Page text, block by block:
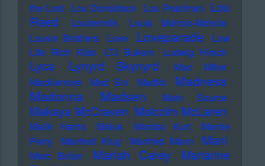
the Lost Lou Donaldson Lou Pearlman Lou
Reed
Loudermilk
Louis Moholo-Moholo
Louvin Brothers
Love Loveparade
Low
Life Rich Kids
LTJ Bukem Ludwig Hirsch
Lyca Lynyrd Skynyrd
Mac Miller
Macklemore
Mad Sin Madlib
Madness
Madonna
Madsen Main Source
Makaya McCraven Malcolm McLaren
Malik Harris Malva Mambo Kurt
Mamie
Perry
Manfred Krug Manfred Mann Mani
Marc Bolan Mariah Carey
Marianne